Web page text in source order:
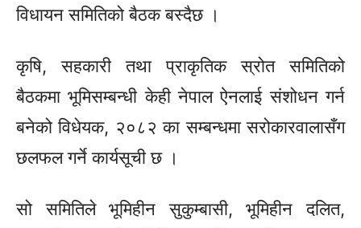
विधायन समितिको बैठक बस्दैछ ।
कृषि, सहकारी तथा प्राकृतिक स्रोत समितिको
बैठकमा भूमिसम्बन्धी केही नेपाल ऐनलाई संशोधन गर्न
बनेको विधेयक, २०८२ का सम्बन्धमा सरोकारवालासँग
छलफल गर्ने कार्यसूची छ ।
सो समितिले भूमिहीन सुकुम्बासी, भूमिहीन दलित,